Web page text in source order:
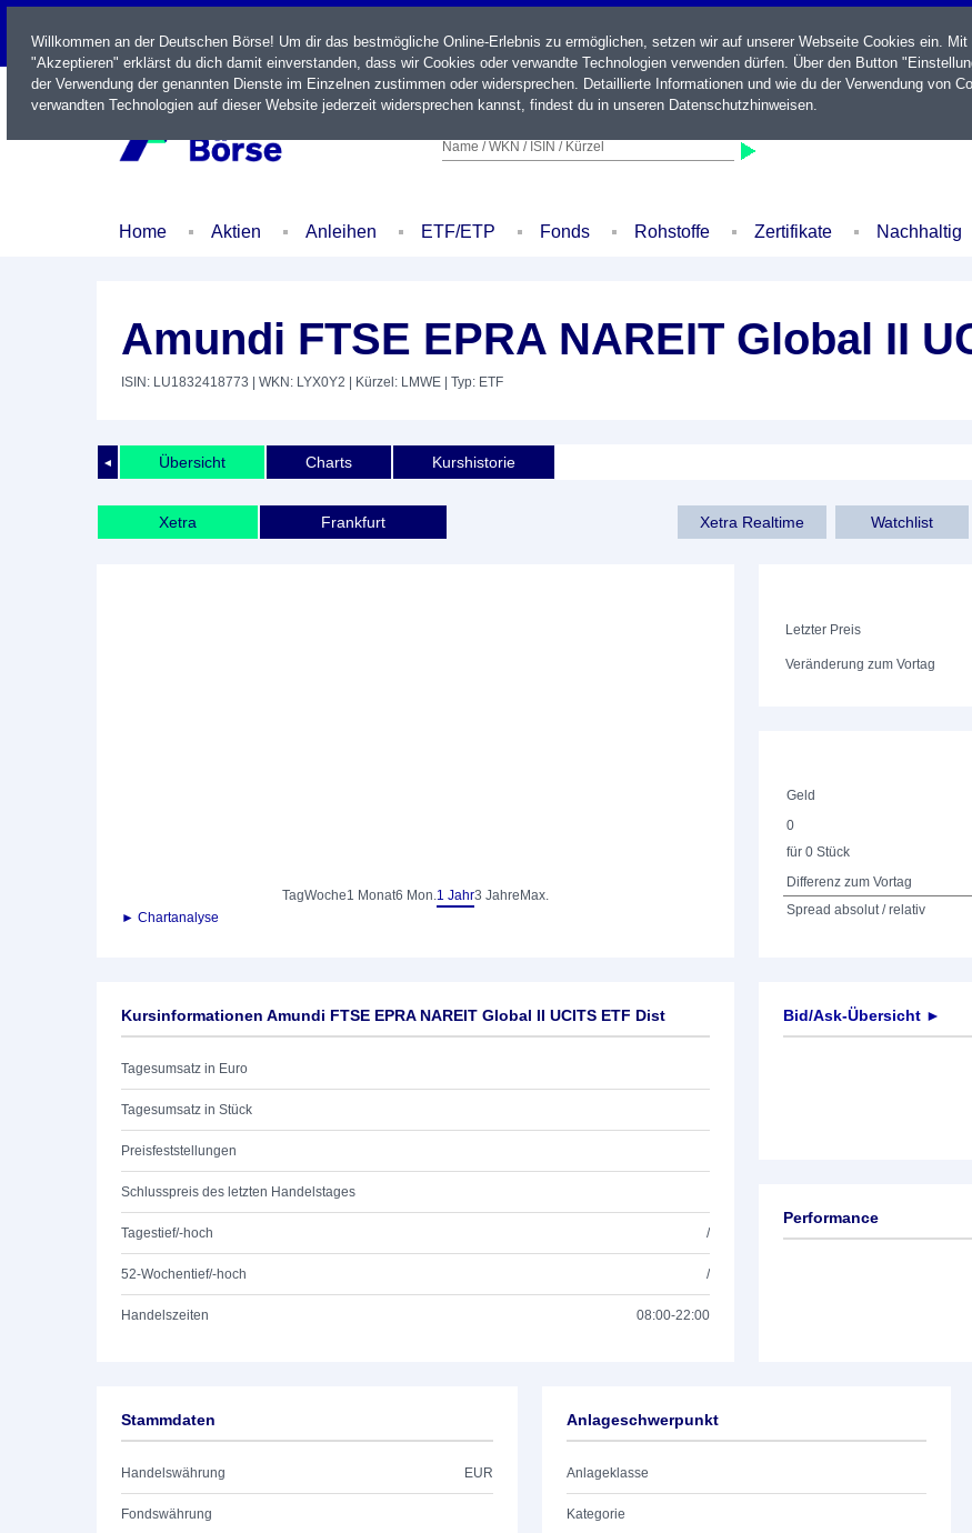
LIVE
Name / WKN / ISIN / Kürzel
Home Aktien Anleihen ETF/ETP Fonds Rohstoffe Zertifikate Nachhaltig
Amundi FTSE EPRA NAREIT Global II
ISIN: LU1832418773 | WKN: LYX0Y2 | Kürzel: LMWE | Typ: ETF
◄ Übersicht Charts Kurshistorie
Xetra Frankfurt Xetra Realtime Watchlist
TagWoche1 Monat6 Mon.1 Jahr3 Jahre Max.
► Chartanalyse
Letzter Preis
Veränderung zum Vortag
Geld
0
für 0 Stück
Differenz zum Vortag
Spread absolut / relativ
Kursinformationen Amundi FTSE EPRA NAREIT Global II UCITS ETF Dist
Tagesumsatz in Euro
Tagesumsatz in Stück
Preisfeststellungen
Schlusspreis des letzten Handelstages
Tagestief/-hoch /
52-Wochentief/-hoch /
Handelszeiten 08:00-22:00
Bid/Ask-Übersicht ►
Performance
Stammdaten
Handelswährung EUR
Fondswährung
Anlageschwerpunkt
Anlageklasse
Kategorie
Willkommen an der Deutschen Börse! Um dir das bestmögliche Online-Erlebnis zu ermöglichen, setzen wir auf unserer Webseite Cookies ein.
"Akzeptieren" erklärst du dich damit einverstanden, dass wir Cookies oder verwandte Technologien verwenden dürfen. Über den Button
der Verwendung der genannten Dienste im Einzelnen zustimmen oder widersprechen. Detaillierte Informationen und wie du der Verwendung von
verwandten Technologien auf dieser Website jederzeit widersprechen kannst, findest du in unseren Datenschutzhinweisen.